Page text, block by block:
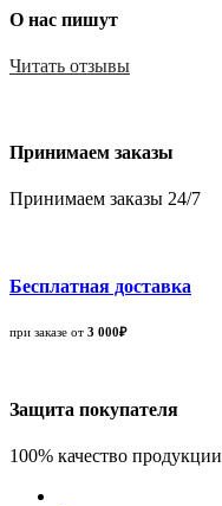
О нас пишут
Читать отзывы
Принимаем заказы
Принимаем заказы 24/7
Бесплатная доставка
при заказе от 3 000₽
Защита покупателя
100% качество продукции